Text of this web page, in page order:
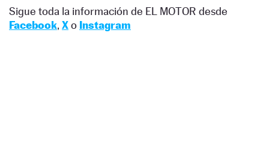
Sigue toda la información de EL MOTOR desde
Facebook, Xo Instagram